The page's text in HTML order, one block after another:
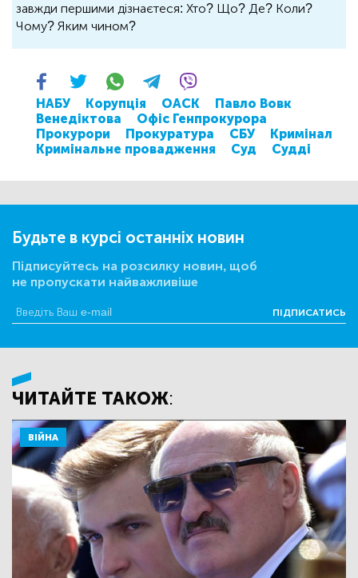
завжди першими дізнаєтеся: Хто? Що? Де? Коли?
Чому? Яким чином?
НАБУ Корупція ОАСК
Павло Вовк
Венедіктова
Офіс Генпрокурора
Прокурори
Прокуратура СБУ
Кримінал
Кримінальне провадження
Суд Судді
Будьте в курсі останніх новин
Підписуйтесь на розсилку новин, щоб
не пропускати найважливіше
ПІДПИСАТИСЬ
ЧИТАЙТЕ ТАКОЖ:
ВІЙНА